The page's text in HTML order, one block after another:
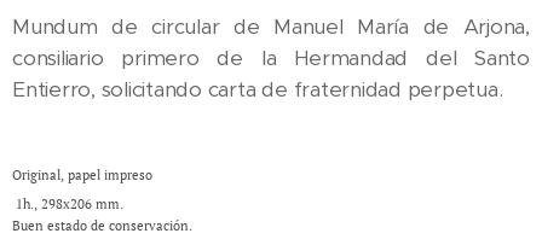
Mundum de circular de Manuel María de Arjona,
consiliario primero de la Hermandad del Santo
Entierro, solicitando carta de fraternidad perpetua.
Original, papel impreso
1h., 298x206 mm.
Buen estado de conservación.